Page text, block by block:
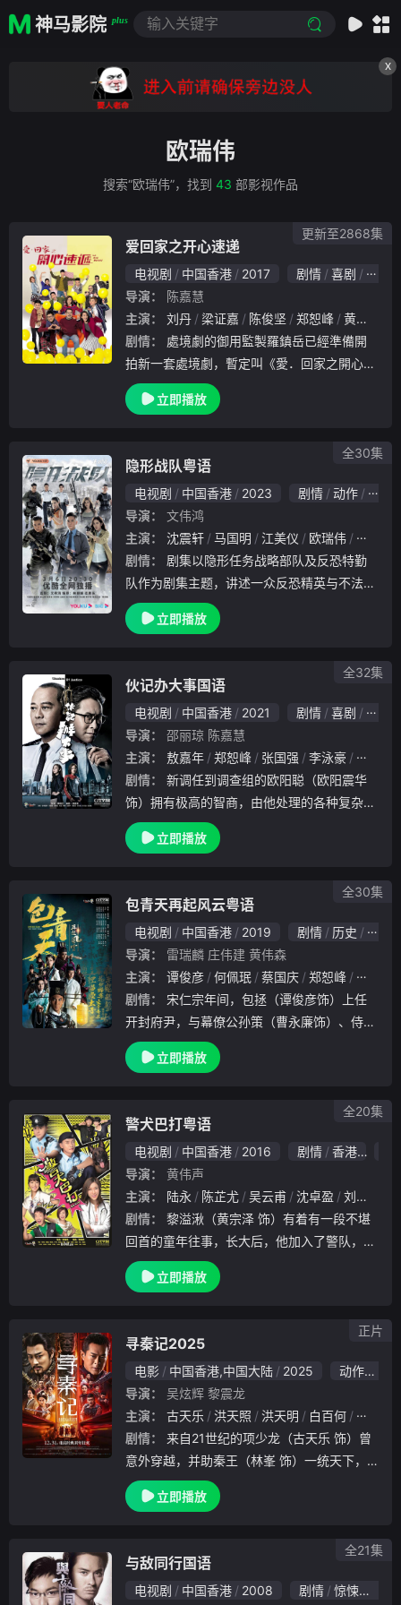
神马影院 plus
X
欧瑞伟
搜索“欧瑞伟”，找到 43 部影视作品
爱回家之开心速递
电视剧 中国香港 2017 剧情 喜剧
家庭
导演：
陈嘉慧
主演：
刘丹 梁证嘉 陈俊坚 郑恕峰 黄颖君
剧情：
拍新一套處境劇，暫定叫《愛．回家之開心速
遞》，「過往的處境劇都是以家庭為主，今次
當然不例外啦。而故事除了家庭，因為網購現
立即播放
更新至2868集
隐形战队粤语
电视剧 中国香港 2023 剧情 动作
香港
导演：
文伟鸿
主演：
沈震轩 马国明 江美仪 欧瑞伟
古天祥
剧情：
队作为剧集主题，讲述一众反恐精英与不法份
子掀起连场激斗的故事。
立即播放
全30集
伙记办大事国语
电视剧 中国香港 2021 剧情 喜剧
香港
导演：
邵丽琼 陈嘉慧
主演：
敖嘉年 郑恕峰 张国强 李泳豪
郑子诚
剧情：
饰）拥有极高的智商，由他处理的各种复杂离
奇的交通意外都能够轻易破解。戴政君（马德
钟 饰）是一名出色的律师，他凭着独特的价
立即播放
全32集
包青天再起风云粤语
电视剧 中国香港 2019 剧情 历史
香港
导演：
雷瑞麟 庄伟建 黄伟森
主演：
谭俊彦 何佩珉 蔡国庆 郑恕峰
张国强
剧情：
开封府尹，与幕僚公孙策（曹永廉饰）、侍卫
展昭（张振朗饰）、四捕快合力打击歪风。商
人之女云千羽（胡定欣饰）能言善辩，得公孙
立即播放
全30集
警犬巴打粤语
电视剧 中国香港 2016 剧情 香港
导演：
黄伟声
主演：
陆永 陈芷尤 吴云甫 沈卓盈 刘江
剧情：
回首的童年往事，长大后，他加入了警队，成
为了一名领犬员。让黎溢湫没有想到的是，自
己所分配到的警犬巴打，竟然曾是毒枭所圈养
立即播放
全20集
寻秦记2025
电影 中国香港,中国大陆 2025 动作
导演：
吴炫辉 黎震龙
主演：
古天乐 洪天照 洪天明 白百何 宣萱
剧情：
意外穿越，并助秦王（林峯 饰）一统天下，
这段跨越时空的宿命纠缠将两人紧紧捆绑，两
人也成为亦师亦友的情感羁绊。然而，在项少
立即播放
正片
与敌同行国语
电视剧 中国香港 2008 剧情 惊悚
全21集